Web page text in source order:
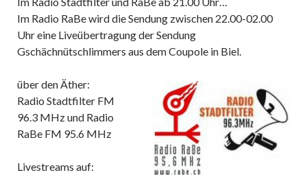
Im Radio RaBe wird die Sendung zwischen 22.00-02.00
Uhr eine Liveübertragung der Sendung
Gschächnütschlimmers aus dem Coupole in Biel.
über den Äther:
Radio Stadtfilter FM
96.3 MHz und Radio
RaBe FM 95.6 MHz
Livestreams auf: